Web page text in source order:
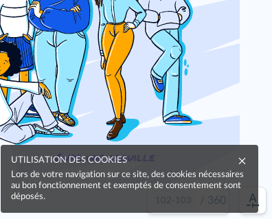
/ 360
Oups, une coquille
UTILISATION DES COOKIES
Lors de votre navigation sur ce site, des cookies nécessaires
au bon fonctionnement et exemptés de consentement sont
déposés.